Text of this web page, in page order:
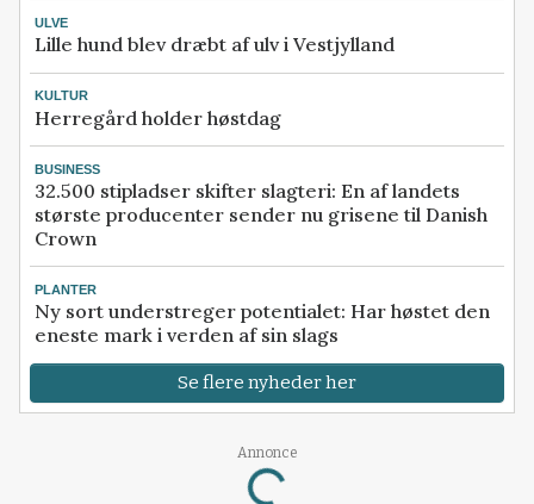
ULVE
Lille hund blev dræbt af ulv i Vestjylland
KULTUR
Herregård holder høstdag
BUSINESS
32.500 stipladser skifter slagteri: En af landets
største producenter sender nu grisene til Danish
Crown
PLANTER
Ny sort understreger potentialet: Har høstet den
eneste mark i verden af sin slags
Se flere nyheder her
Annonce
Loading...